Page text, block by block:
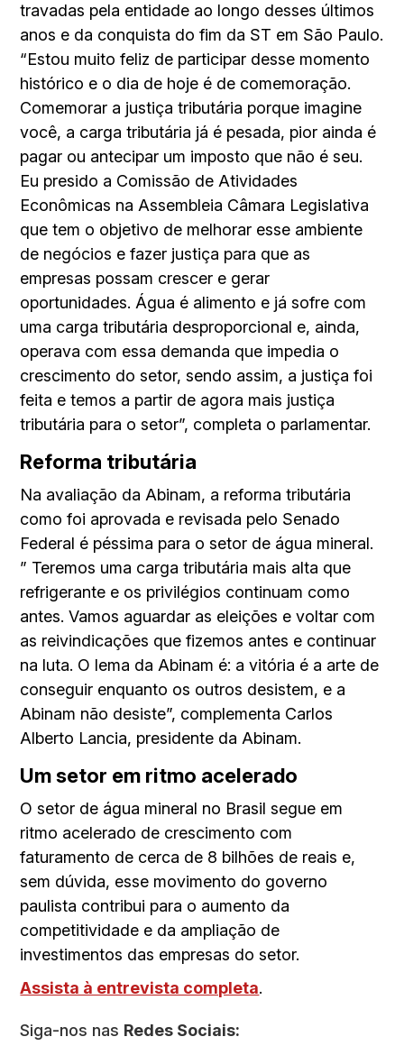
travadas pela entidade ao longo desses últimos
anos e da conquista do fim da ST em São Paulo.
“Estou muito feliz de participar desse momento
histórico e o dia de hoje é de comemoração.
Comemorar a justiça tributária porque imagine
você, a carga tributária já é pesada, pior ainda é
pagar ou antecipar um imposto que não é seu.
Eu presido a Comissão de Atividades
Econômicas na Assembleia Câmara Legislativa
que tem o objetivo de melhorar esse ambiente
de negócios e fazer justiça para que as
empresas possam crescer e gerar
oportunidades. Água é alimento e já sofre com
uma carga tributária desproporcional e, ainda,
operava com essa demanda que impedia o
crescimento do setor, sendo assim, a justiça foi
feita e temos a partir de agora mais justiça
tributária para o setor”, completa o parlamentar.
Reforma tributária
Na avaliação da Abinam, a reforma tributária
como foi aprovada e revisada pelo Senado
Federal é péssima para o setor de água mineral.
” Teremos uma carga tributária mais alta que
refrigerante e os privilégios continuam como
antes. Vamos aguardar as eleições e voltar com
as reivindicações que fizemos antes e continuar
na luta. O lema da Abinam é: a vitória é a arte de
conseguir enquanto os outros desistem, e a
Abinam não desiste”, complementa Carlos
Alberto Lancia, presidente da Abinam.
Um setor em ritmo acelerado
O setor de água mineral no Brasil segue em
ritmo acelerado de crescimento com
faturamento de cerca de 8 bilhões de reais e,
sem dúvida, esse movimento do governo
paulista contribui para o aumento da
competitividade e da ampliação de
investimentos das empresas do setor.
Assista à entrevista completa.
Siga-nos nas Redes Sociais: